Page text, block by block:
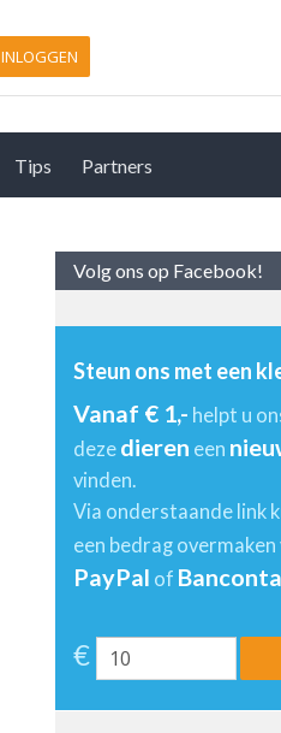
INLOGGEN
Tips Partners
Volg ons op Facebook!
Steun ons met een
Vanaf € 1,- helpt u
deze dieren een
vinden.
Via onderstaande link
een bedrag overmaken
PayPal of
€